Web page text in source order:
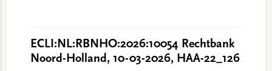
ECLI:NL:RBNHO:2026:10054 Rechtbank
Noord-Holland, 10-03-2026, HAA-22_126